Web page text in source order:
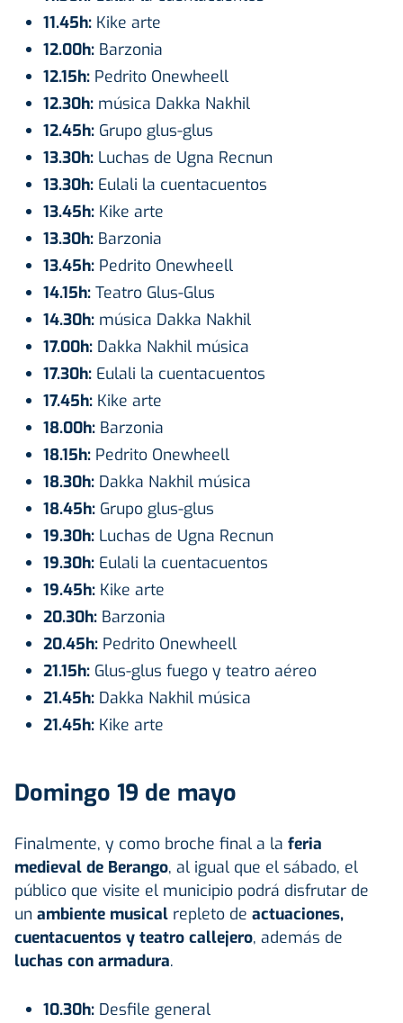
11.45h: Kike arte
12.00h: Barzonia
12.15h: Pedrito Onewheell
12.30h: música Dakka Nakhil
12.45h: Grupo glus-glus
13.30h: Luchas de Ugna Recnun
13.30h: Eulali la cuentacuentos
13.45h: Kike arte
13.30h: Barzonia
13.45h: Pedrito Onewheell
14.15h: Teatro Glus-Glus
14.30h: música Dakka Nakhil
17.00h: Dakka Nakhil música
17.30h: Eulali la cuentacuentos
17.45h: Kike arte
18.00h: Barzonia
18.15h: Pedrito Onewheell
18.30h: Dakka Nakhil música
18.45h: Grupo glus-glus
19.30h: Luchas de Ugna Recnun
19.30h: Eulali la cuentacuentos
19.45h: Kike arte
20.30h: Barzonia
20.45h: Pedrito Onewheell
21.15h: Glus-glus fuego y teatro aéreo
21.45h: Dakka Nakhil música
21.45h: Kike arte
Domingo 19 de mayo
Finalmente, y como broche final a la feria
medieval de Berango, al igual que el sábado, el
público que visite el municipio podrá disfrutar de
un ambiente musical repleto de actuaciones,
cuentacuentos y teatro callejero, además de
luchas con armadura.
10.30h: Desfile general